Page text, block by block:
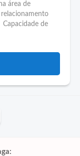
área de
de